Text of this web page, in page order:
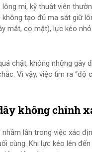
lông mi, kỹ thuật viên
không tạo đủ ma sát giữ
mắt, cọ mặt), lực kéo
chặt, không những gây
Vì vậy, việc tìm ra
không chính
lẫn trong việc xác
cùng. Khi lực kéo lên